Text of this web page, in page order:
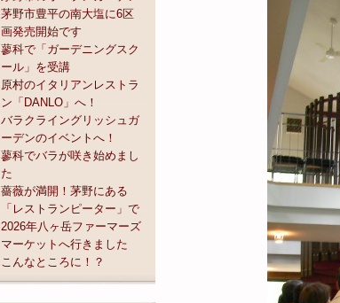
茅野市豊平の南大塩に6区
画発売開始です
蓼科で「ガーデニングスク
ール」を受講
原村のイタリアンレストラ
ン「DANLO」へ！
バラクライングリッシュガ
ーデンのイベントへ！
蓼科でバラが咲き始めまし
た
薔薇が満開！茅野にある
「レストランピーター」で
2026年八ヶ岳ファーマーズ
マーケットへ行きました
こんなところに！？